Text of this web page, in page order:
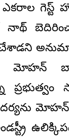
ఎకరాల